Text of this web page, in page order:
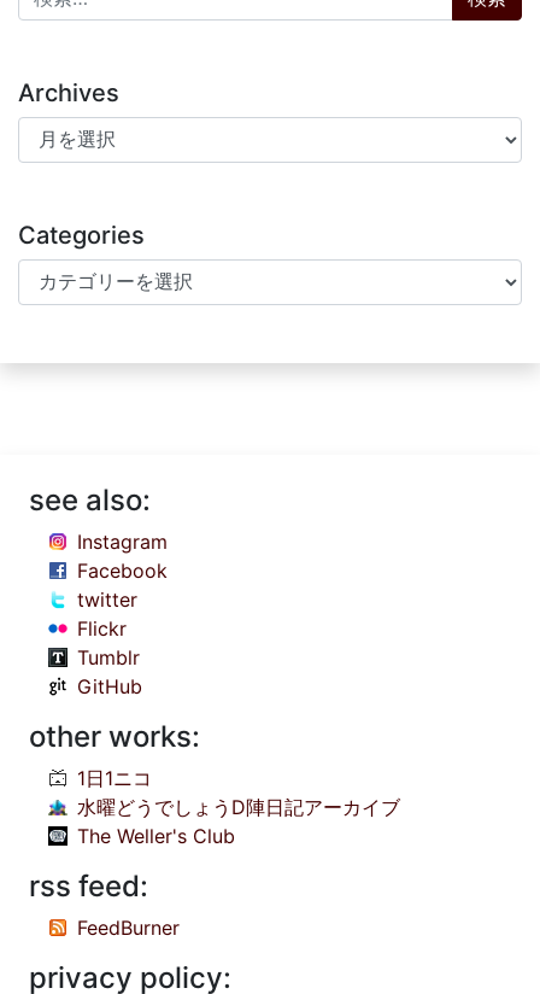
Archives
Archives
Categories
Categories
see also:
Instagram
Facebook
twitter
Flickr
Tumblr
GitHub
other works:
1日1ニコ
水曜どうでしょうD陣日記アーカイブ
The Weller's Club
rss feed:
FeedBurner
privacy policy: